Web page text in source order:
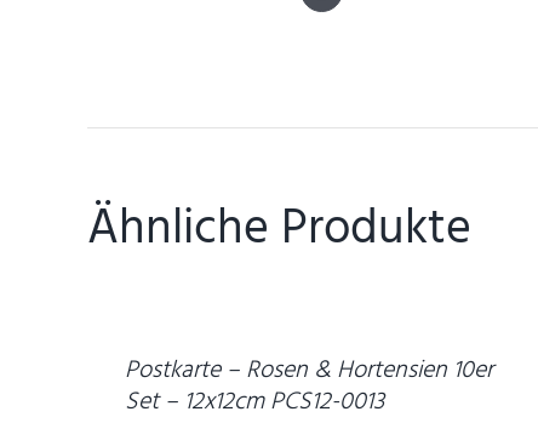
Ähnliche Produkte
Postkarte – Rosen & Hortensien 10er
Set – 12x12cm PCS12-0013